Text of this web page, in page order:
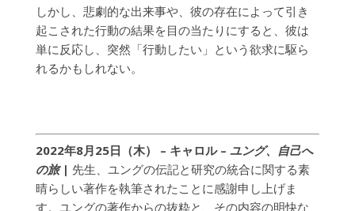
しかし、悲劇的な出来事や、彼の存在によって引き
起こされた行動の結果を目の当たりにすると、彼は
単に反応し、突然「行動したい」という欲求に駆ら
れるかもしれない。
2022年8月25日（木） – キャロル– ユング、自己へ
の旅| 先生、ユングの伝記と研究の統合に関する素
晴らしい著作を執筆されたことに感謝申し上げま
す。ユングの著作からの抜粋と、その内容の明快な